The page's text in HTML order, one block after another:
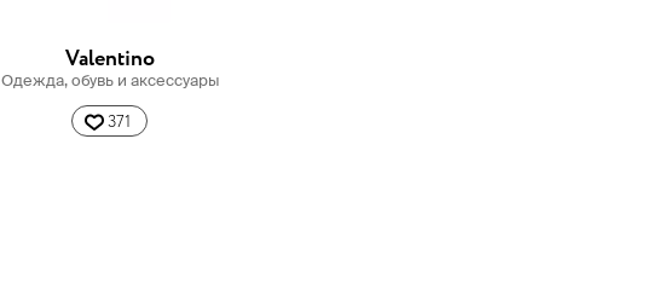
Valentino
Одежда, обувь и аксессуары
371